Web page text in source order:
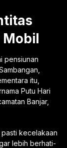
Mobil
pensiunan
itu,
Putu Hari
Banjar,
kecelakaan
lebih berhati-